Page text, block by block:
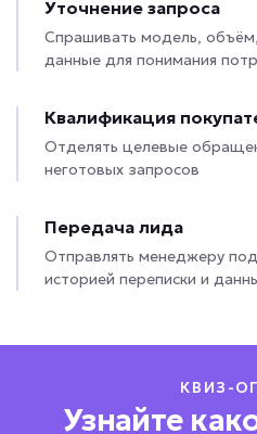
Уточнение запроса
Спрашивать модель,
данные для понимания
Квалификация
Отделять целевые
неготовых запросов
Передача лида
Отправлять менеджеру
историей переписки и
КВИЗ-
Узнайте